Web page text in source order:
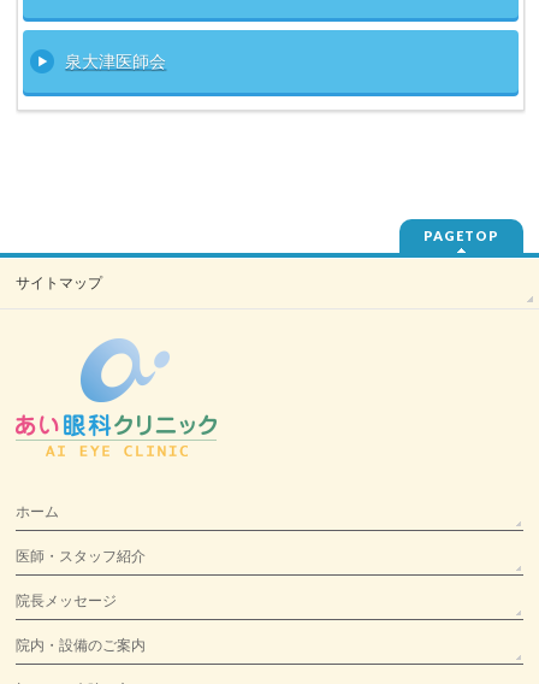
泉大津医師会
PAGETOP
サイトマップ
ホーム
医師・スタッフ紹介
院長メッセージ
院内・設備のご案内